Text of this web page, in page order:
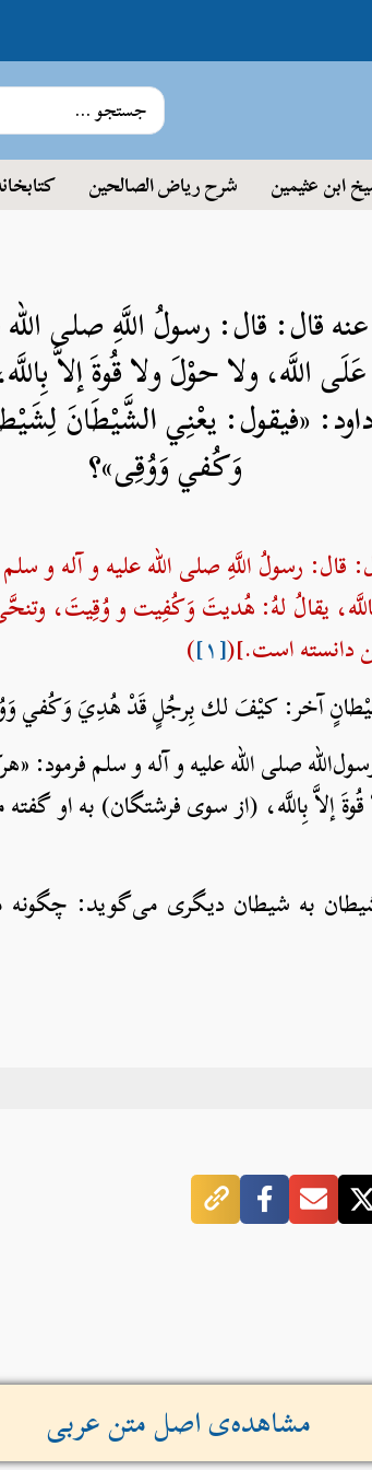
ابن عثیمین شرح ریاض الصالحین
قال: قال: رسولُ اللَّهِ صلی
اللَّه، ولا حوْلَ ولا قُوةَ إلاَّ
داود: «فيقول: يعْنِي
وَكُفي وَوُقِى»؟
قال: رسولُ اللَّهِ صلی الله علیه و آله و
يقالُ لهُ: هُديتَ وَكُفِيت و وُقِيتَ،
دانسته است.]([۱] )
لِشَيْطانٍ آخر: كيْفَ لك بِرجُلٍ قَدْ هُدِيَ وَكُفي
صلی الله علیه و آله و سلم فرمود:
قُوةَ إلاَّ بِاللَّه، (از سوی فرشتگان) به
«شیطان به شیطان دیگری می‌گوید:
مشاهده‌ی اصل متن عربی